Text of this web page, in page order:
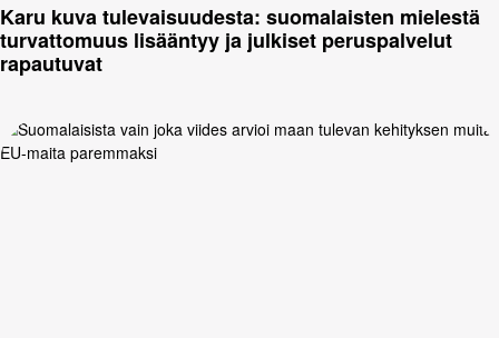
Karu kuva tulevaisuudesta: suomalaisten mielestä
turvattomuus lisääntyy ja julkiset peruspalvelut
rapautuvat